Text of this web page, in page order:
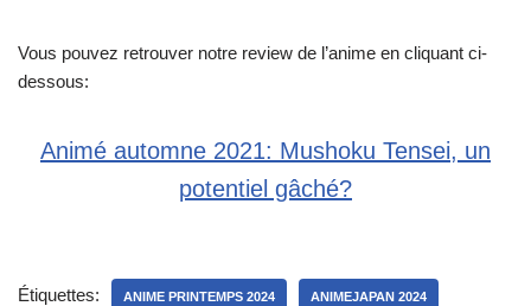
Vous pouvez retrouver notre review de l’anime en cliquant ci-
dessous:
Animé automne 2021: Mushoku Tensei, un
potentiel gâché?
Étiquettes: ANIME PRINTEMPS 2024 ANIMEJAPAN 2024